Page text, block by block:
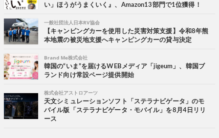
い」ほうがうまくいく』、Amazon13部門で1位獲得！
一般社団法人日本RV協会
【キャンピングカーを使用した災害対策支援】令和8年熊
本地震の被災地支援へキャンピングカーの貸与決定
Brand Me株式会社
韓国の“いま”を届けるWEBメディア「jigeum」、韓国ブ
ランド向け常設ページ提供開始
株式会社アストロアーツ
天文シミュレーションソフト「ステラナビゲータ」のモ
バイル版「ステラナビゲータ・モバイル」を8月4日リリ
ース